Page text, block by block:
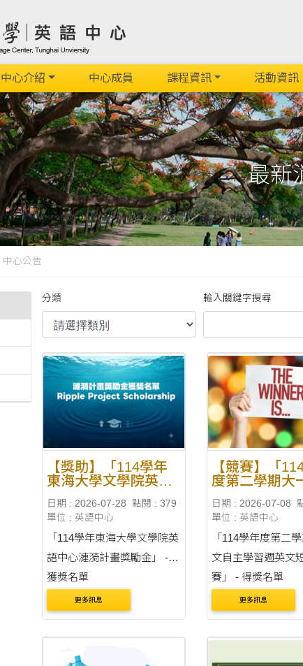
中心介紹 中心成員 課程資訊 活動資訊
最新
中心公告
分類 輸入關鍵字搜尋
【獎助】「114學年
東海大學文學院英語
金」 - 獲獎名單
日期 : 2026-07-28
點閱 : 379
單位 : 英語中心
「114學年東海大學文學院英
語中心漣漪計畫獎勵金」 -
獲獎名單
更多訊息
【競賽】「
度第二學期大
比賽」 - 得獎
日期 : 2026-07-08
單位 : 英語中心
「114學年度第二
文自主學習週英文
賽」 - 得獎名單
更多訊息